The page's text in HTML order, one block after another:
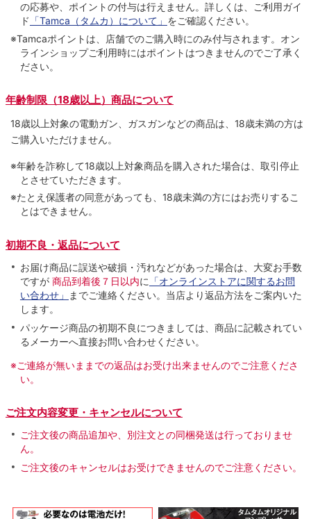
の応募や、ポイントの付与は⾏えません。詳しくは、ご利⽤ガイ
ド 「Tamca（タムカ）について」 をご確認ください。
※Tamcaポイントは、店舗でのご購⼊時にのみ付与されます。オン
ラインショップご利用時にはポイントはつきませんのでご了承く
ださい。
年齢制限（18歳以上）商品について
18歳以上対象の電動ガン、ガスガンなどの商品は、18歳未満の方は
ご購入いただけません。
※年齢を詐称して18歳以上対象商品を購入された場合は、取引停止
とさせていただきます。
※たとえ保護者の同意があっても、18歳未満の方にはお売りするこ
とはできません。
初期不良・返品について
お届け商品に誤送や破損・汚れなどがあった場合は、大変お手数
ですが 商品到着後７日以内に 「オンラインストアに関するお問
い合わせ」
までご連絡ください。当店より返品方法をご案内いた
します。
パッケージ商品の初期不良につきましては、商品に記載されてい
るメーカーへ直接お問い合わせください。
※ご連絡が無いままでの返品はお受け出来ませんのでご注意くださ
い。
ご注文内容変更・キャンセルについて
ご注文後の商品追加や、別注文との同梱発送は行っておりませ
ん。
ご注文後のキャンセルはお受けできませんのでご注意ください。